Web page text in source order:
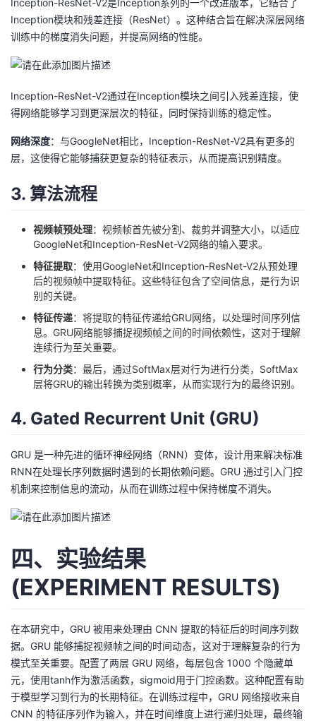
Inception-ResNet-V2是Inception系列的一个改进版本，它结合了
Inception模块和残差连接（ResNet）。这种结合旨在解决深层网络
训练中的梯度消失问题，并提高网络的性能。
Inception-ResNet-V2通过在Inception模块之间引入残差连接，使
得网络能够学习到更深层次的特征，同时保持训练的稳定性。
网络深度：与GoogleNet相比，Inception-ResNet-V2具有更多的
层，这使得它能够捕获更复杂的特征表示，从而提高识别精度。
3. 算法流程
视频帧预处理：视频帧首先被分割、裁剪并调整大小，以适应
GoogleNet和Inception-ResNet-V2网络的输入要求。
特征提取：使用GoogleNet和Inception-ResNet-V2从预处理
后的视频帧中提取特征。这些特征包含了空间信息，是行为识
别的关键。
特征传递：将提取的特征传递给GRU网络，以处理时间序列信
息。GRU网络能够捕捉视频帧之间的时间依赖性，这对于理解
连续行为至关重要。
行为分类：最后，通过SoftMax层对行为进行分类，SoftMax
层将GRU的输出转换为类别概率，从而实现行为的最终识别。
4. Gated Recurrent Unit (GRU)
GRU 是一种先进的循环神经网络（RNN）变体，设计用来解决标准
RNN在处理长序列数据时遇到的长期依赖问题。GRU 通过引入门控
机制来控制信息的流动，从而在训练过程中保持梯度不消失。
四、实验结果
(EXPERIMENT RESULTS)
在本研究中，GRU 被用来处理由 CNN 提取的特征后的时间序列数
据。GRU 能够捕捉视频帧之间的时间动态，这对于理解复杂的行为
模式至关重要。配置了两层 GRU 网络，每层包含 1000 个隐藏单
元，使用tanh作为激活函数，sigmoid用于门控函数。这种配置有助
于模型学习到行为的长期特征。在训练过程中，GRU 网络接收来自
CNN 的特征序列作为输入，并在时间维度上进行递归处理，最终输